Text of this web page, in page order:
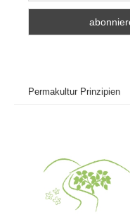
Permakultur Prinzipien